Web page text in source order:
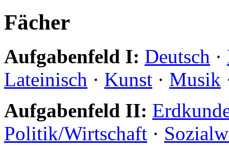
Fächer
Aufgabenfeld I: Deutsch ·
Lateinisch · Kunst · Musik
Aufgabenfeld II:
Politik/Wirtschaft ·